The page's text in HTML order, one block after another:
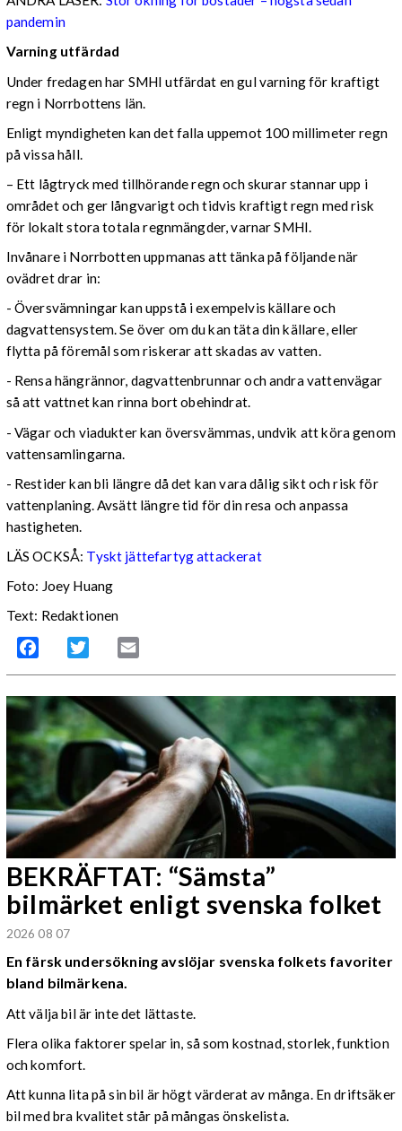
pandemin
Varning utfärdad
Under fredagen har SMHI utfärdat en gul varning för kraftigt
regn i Norrbottens län.
Enligt myndigheten kan det falla uppemot 100 millimeter regn
på vissa håll.
– Ett lågtryck med tillhörande regn och skurar stannar upp i
området och ger långvarigt och tidvis kraftigt regn med risk
för lokalt stora totala regnmängder, varnar SMHI.
Invånare i Norrbotten uppmanas att tänka på följande när
ovädret drar in:
- Översvämningar kan uppstå i exempelvis källare och
dagvattensystem. Se över om du kan täta din källare, eller
flytta på föremål som riskerar att skadas av vatten.
- Rensa hängrännor, dagvattenbrunnar och andra vattenvägar
så att vattnet kan rinna bort obehindrat.
- Vägar och viadukter kan översvämmas, undvik att köra genom
vattensamlingarna.
- Restider kan bli längre då det kan vara dålig sikt och risk för
vattenplaning. Avsätt längre tid för din resa och anpassa
hastigheten.
LÄS OCKSÅ: Tyskt jättefartyg attackerat
Foto: Joey Huang
Text: Redaktionen
Facebook Twitter
BEKRÄFTAT: “Sämsta”
bilmärket enligt svenska folket
2026 08 07
En färsk undersökning avslöjar svenska folkets favoriter
bland bilmärkena.
Att välja bil är inte det lättaste.
Flera olika faktorer spelar in, så som kostnad, storlek, funktion
och komfort.
Att kunna lita på sin bil är högt värderat av många. En driftsäker
bil med bra kvalitet står på mångas önskelista.